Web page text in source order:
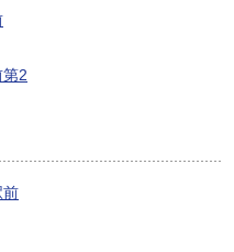
2
前